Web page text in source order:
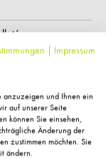
parabenfrei,vegan
| Impressum
anzuzeigen und Ihnen ein
auf unserer Seite
können Sie einsehen,
Änderung der
zustimmen möchten. Sie
ändern.